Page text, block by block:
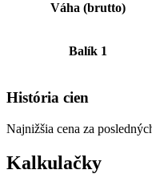
Váha (brutto)
Balík 1
História cien
Najnižšia cena za
Kalkulačky